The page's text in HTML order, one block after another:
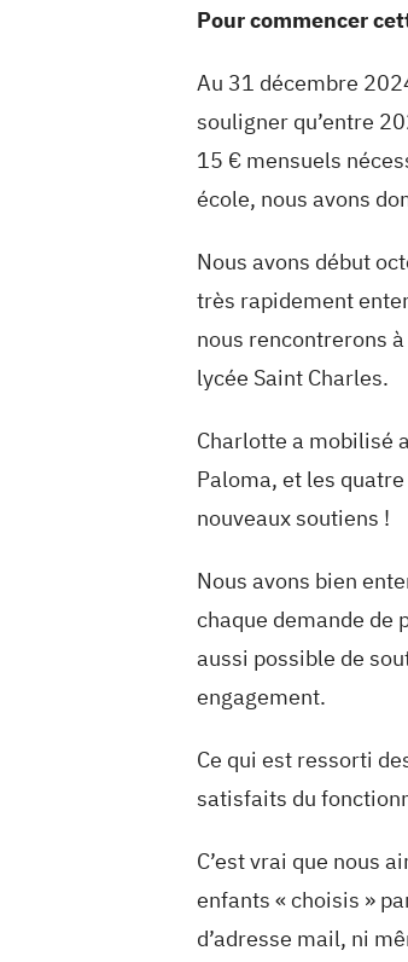
Pour commencer
Au 31 décembre
souligner qu’entre
15 € mensuels
école, nous avons
Nous avons début
très rapidement
nous rencontrerons
lycée Saint Charles.
Charlotte a mobilisé
Paloma, et les
nouveaux soutiens !
Nous avons bien
chaque demande de
aussi possible de
engagement.
Ce qui est ressorti
satisfaits du
C’est vrai que nous
enfants « choisis »
d’adresse mail, ni